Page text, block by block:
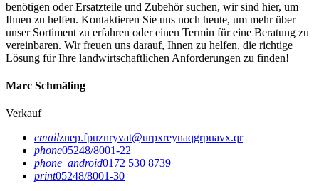
benötigen oder Ersatzteile und Zubehör suchen, wir sind hier, um
Ihnen zu helfen. Kontaktieren Sie uns noch heute, um mehr über
unser Sortiment zu erfahren oder einen Termin für eine Beratung zu
vereinbaren. Wir freuen uns darauf, Ihnen zu helfen, die richtige
Lösung für Ihre landwirtschaftlichen Anforderungen zu finden!
Marc Schmäling
Verkauf
emailznep.fpuznryvat@urpxreynaqgrpuavx.qr
phone05248/8001-22
phone_android0172 530 8739
print05248/8001-30